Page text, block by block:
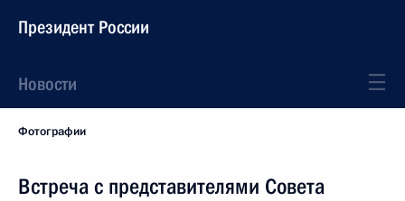
Президент России
Новости
Фотографии
Встреча с представителями Совета